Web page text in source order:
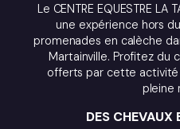
Le CENTRE EQUESTRE LA
une expérience hors
promenades en calèche
Martainville. Profitez du
offerts par cette activité
pleine
DES CHEVAUX